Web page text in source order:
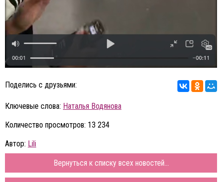
Поделись с друзьями:
Ключевые слова: Наталья Водянова
Количество просмотров: 13 234
Автор: Lili
Вернуться к списку всех новостей...